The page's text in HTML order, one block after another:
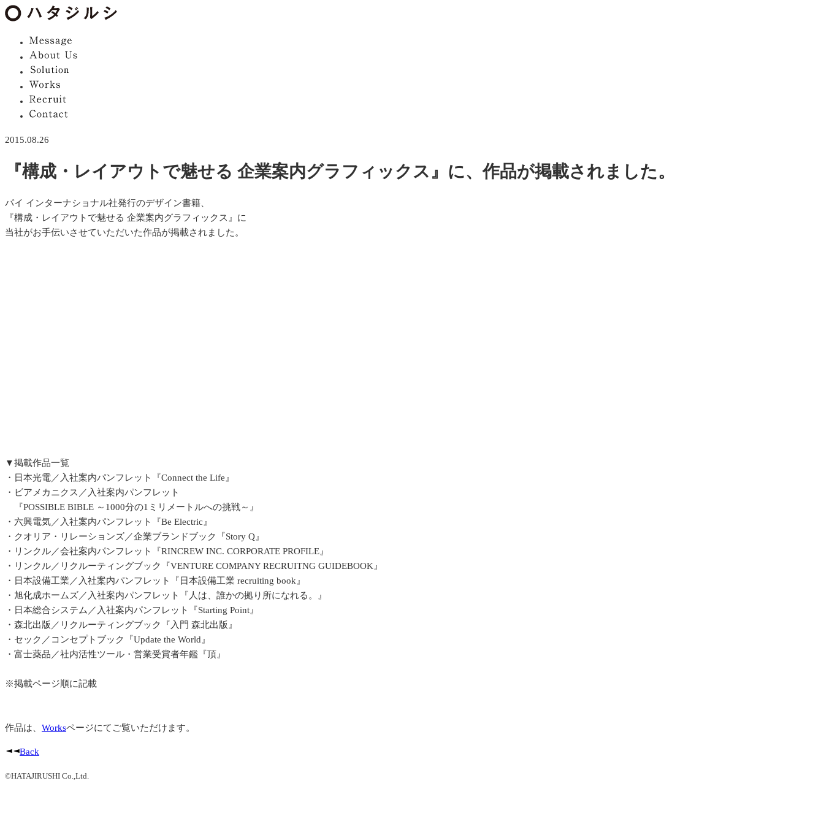
2015.08.26
『構成・レイアウトで魅せる 企業案内グラフィックス』に、作品が掲載されました。
パイ インターナショナル社発行のデザイン書籍、
『構成・レイアウトで魅せる 企業案内グラフィックス』に
当社がお手伝いさせていただいた作品が掲載されました。
▼掲載作品一覧
・日本光電／入社案内パンフレット『Connect the Life』
・ビアメカニクス／入社案内パンフレット
『POSSIBLE BIBLE ～1000分の1ミリメートルへの挑戦～』
・六興電気／入社案内パンフレット『Be Electric』
・クオリア・リレーションズ／企業ブランドブック『Story Q』
・リンクル／会社案内パンフレット『RINCREW INC. CORPORATE PROFILE』
・リンクル／リクルーティングブック『VENTURE COMPANY RECRUITNG GUIDEBOOK』
・日本設備工業／入社案内パンフレット『日本設備工業 recruiting book』
・旭化成ホームズ／入社案内パンフレット『人は、誰かの拠り所になれる。』
・日本総合システム／入社案内パンフレット『Starting Point』
・森北出版／リクルーティングブック『入門 森北出版』
・セック／コンセプトブック『Update the World』
・富士薬品／社内活性ツール・営業受賞者年鑑『頂』
※掲載ページ順に記載
作品は、 Worksページにてご覧いただけます。
Back
©HATAJIRUSHI Co.,Ltd.